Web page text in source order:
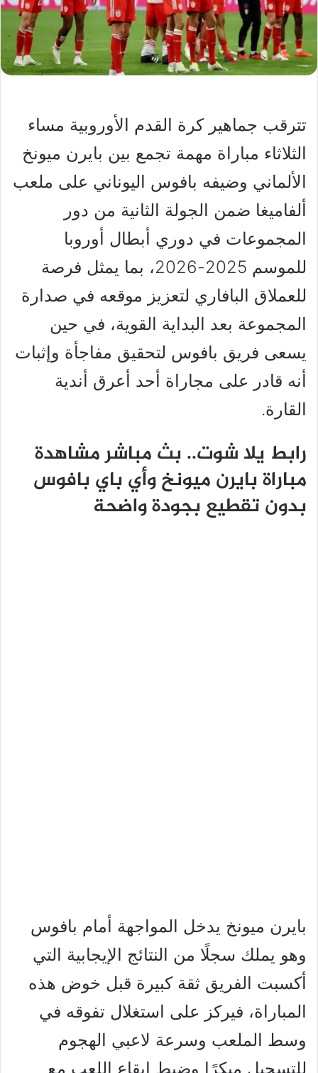
تترقب جماهير كرة القدم الأوروبية مساء
الثلاثاء مباراة مهمة تجمع بين بايرن ميونخ
الألماني وضيفه بافوس اليوناني على ملعب
ألفاميغا ضمن الجولة الثانية من دور
المجموعات في دوري أبطال أوروبا
للموسم 2025-2026، بما يمثل فرصة
للعملاق البافاري لتعزيز موقعه في صدارة
المجموعة بعد البداية القوية، في حين
يسعى فريق بافوس لتحقيق مفاجأة وإثبات
أنه قادر على مجاراة أحد أعرق أندية
القارة.
رابط يلا شوت.. بث مباشر مشاهدة
مباراة بايرن ميونخ وأي باي بافوس
بدون تقطيع بجودة واضحة
بايرن ميونخ يدخل المواجهة أمام بافوس
وهو يملك سجلًا من النتائج الإيجابية التي
أكسبت الفريق ثقة كبيرة قبل خوض هذه
المباراة، فيركز على استغلال تفوقه في
وسط الملعب وسرعة لاعبي الهجوم
للتسجيل مبكرًا وضبط إيقاع اللعب مع